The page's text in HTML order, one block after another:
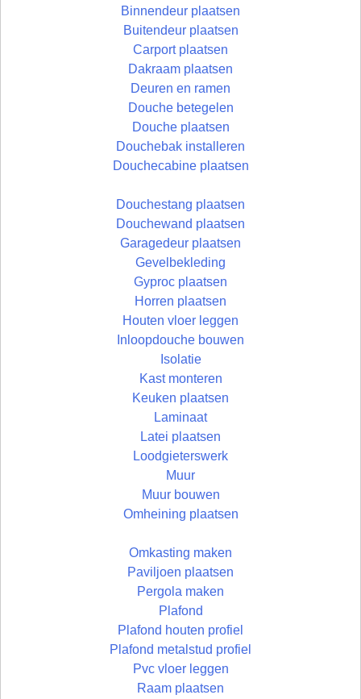
Binnendeur plaatsen
Buitendeur plaatsen
Carport plaatsen
Dakraam plaatsen
Deuren en ramen
Douche betegelen
Douche plaatsen
Douchebak installeren
Douchecabine plaatsen
Douchestang plaatsen
Douchewand plaatsen
Garagedeur plaatsen
Gevelbekleding
Gyproc plaatsen
Horren plaatsen
Houten vloer leggen
Inloopdouche bouwen
Isolatie
Kast monteren
Keuken plaatsen
Laminaat
Latei plaatsen
Loodgieterswerk
Muur
Muur bouwen
Omheining plaatsen
Omkasting maken
Paviljoen plaatsen
Pergola maken
Plafond
Plafond houten profiel
Plafond metalstud profiel
Pvc vloer leggen
Raam plaatsen